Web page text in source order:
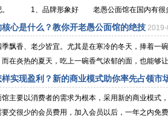
。 1、品牌形象好 老愚公面馆在国内有很多
心是什么？教你开老愚公面馆的绝技 2019-
飘香、老少皆宜。尤其是在寒冷的冬天，捧着一
在炎热的夏天，吃上一碗香气浓郁的面，也能够
实现盈利？新的商业模式助你率先占领市
主要以消费者的需求为根本，采用新的商业模式
交很少的会员费用，加入会员以后，一年之内免